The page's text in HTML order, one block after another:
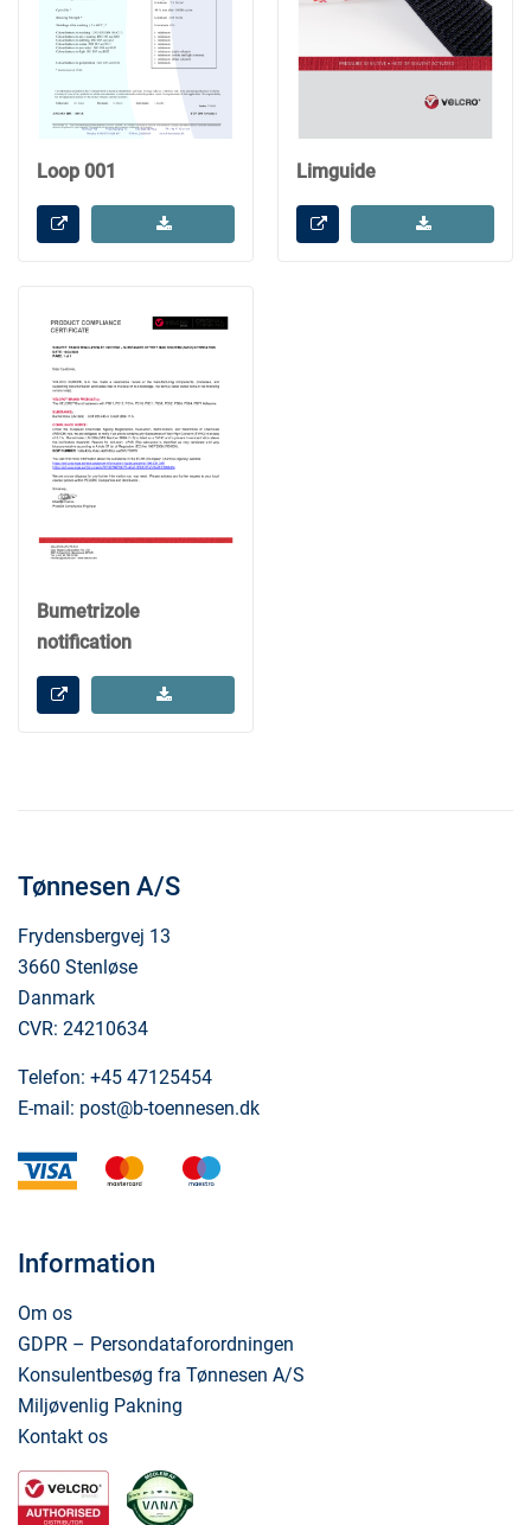
Loop 001 Limguide
Bumetrizole
notification
Tønnesen A/S
Frydensbergvej 13
3660 Stenløse
Danmark
CVR: 24210634
Telefon: +45 47125454
E-mail: post@b-toennesen.dk
visa mastercard
Information
Om os
GDPR – Persondataforordningen
Konsulentbesøg fra Tønnesen A/S
Miljøvenlig Pakning
Kontakt os